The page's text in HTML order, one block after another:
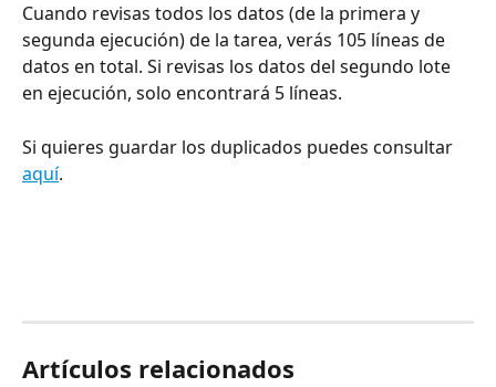
Cuando revisas todos los datos (de la primera y
segunda ejecución) de la tarea, verás 105 líneas de
datos en total. Si revisas los datos del segundo lote
en ejecución, solo encontrará 5 líneas.
Si quieres guardar los duplicados puedes consultar
aquí.
Artículos relacionados